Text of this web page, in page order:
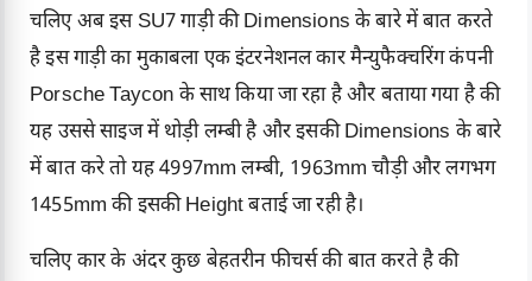
चलिए अब इस SU7 गाड़ी की Dimensions के बारे में बात करते
है इस गाड़ी का मुकाबला एक इंटरनेशनल कार मैन्युफैक्चरिंग कंपनी
Porsche Taycon के साथ किया जा रहा है और बताया गया है की
यह उससे साइज में थोड़ी लम्बी है और इसकी Dimensions के बारे
में बात करे तो यह 4997mm लम्बी, 1963mm चौड़ी और लगभग
1455mm की इसकी Height बताई जा रही है।
चलिए कार के अंदर कुछ बेहतरीन फीचर्स की बात करते है की